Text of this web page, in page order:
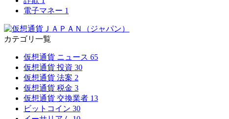
電子マネー 1
カテゴリ一覧
仮想通貨 ニュース 65
仮想通貨 投資 30
仮想通貨 法案 2
仮想通貨 税金 3
仮想通貨 交換業者 13
ビットコイン 30